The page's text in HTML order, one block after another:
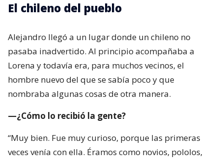
El chileno del pueblo
Alejandro llegó a un lugar donde un chileno no
pasaba inadvertido. Al principio acompañaba a
Lorena y todavía era, para muchos vecinos, el
hombre nuevo del que se sabía poco y que
nombraba algunas cosas de otra manera.
—¿Cómo lo recibió la gente?
“Muy bien. Fue muy curioso, porque las primeras
veces venía con ella. Éramos como novios, pololos,